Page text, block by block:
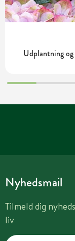
Udplantning
Nyhedsmail
Tilmeld dig
liv